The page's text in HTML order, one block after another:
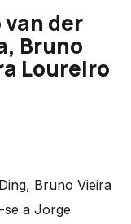
van der
Bruno
Loureiro
Bruno Vieira
se a Jorge